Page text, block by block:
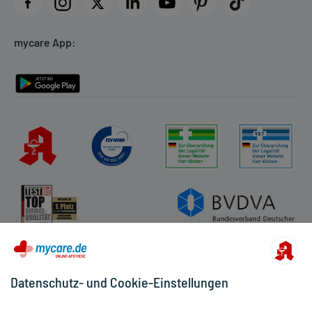
Rückgabe/Widerruf
mycare App:
Datenschutz- und Cookie-Einstellungen